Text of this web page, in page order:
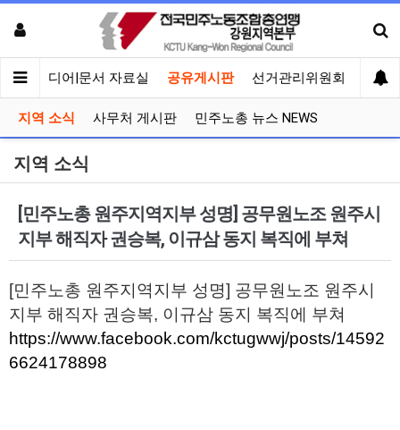
견 미디어|문서 자료실 공유게시판 선거관리위원회
지역 소식 사무처 게시판 민주노총 뉴스 NEWS
지역 소식
[민주노총 원주지역지부 성명] 공무원노조 원주시
지부 해직자 권승복, 이규삼 동지 복직에 부쳐
[민주노총 원주지역지부 성명] 공무원노조 원주시
지부 해직자 권승복, 이규삼 동지 복직에 부쳐
https://www.facebook.com/kctugwwj/posts/14592
6624178898